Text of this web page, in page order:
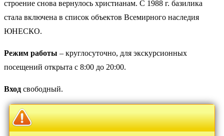
строение снова вернулось христианам. С 1988 г. базилика
стала включена в список объектов Всемирного наследия
ЮНЕСКО.
Режим работы – круглосуточно, для экскурсионных
посещений открыта с 8:00 до 20:00.
Вход свободный.